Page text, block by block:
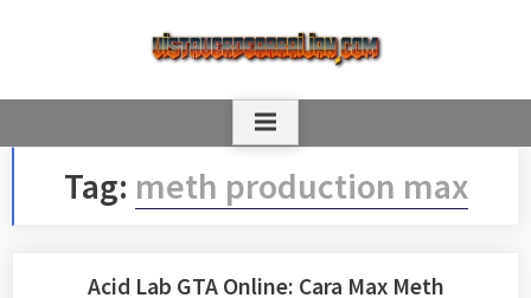
Tag: meth production max
Acid Lab GTA Online: Cara Max Meth